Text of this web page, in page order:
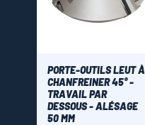
PORTE-OUTILS LEUT À
CHANFREINER 45° -
TRAVAIL PAR
DESSOUS - ALÉSAGE
50 MM